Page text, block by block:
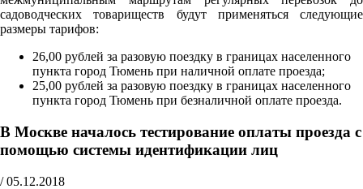
садоводческих товариществ будут применяться следующие
размеры тарифов:
26,00 рублей за разовую поездку в границах населенного
пункта город Тюмень при наличной оплате проезда;
25,00 рублей за разовую поездку в границах населенного
пункта город Тюмень при безналичной оплате проезда.
В Москве началось тестирование оплаты проезда с
помощью системы идентификации лиц
/ 05.12.2018